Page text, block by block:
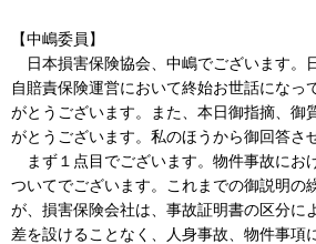
【中嶋委員】
日本損害保険協会、中嶋でございます。
自賠責保険運営において終始お世話になっ
がとうございます。また、本日御指摘、御
がとうございます。私のほうから御回答さ
まず１点目でございます。物件事故にお
ついてでございます。これまでの御説明の
が、損害保険会社は、事故証明書の区分に
差を設けることなく、人身事故、物件事項